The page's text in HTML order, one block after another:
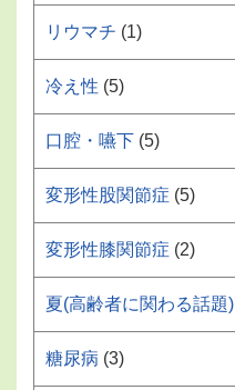
リウマチ (1)
冷え性 (5)
口腔・嚥下 (5)
変形性股関節症 (5)
変形性膝関節症 (2)
夏(高齢者に関わる話題)
糖尿病 (3)